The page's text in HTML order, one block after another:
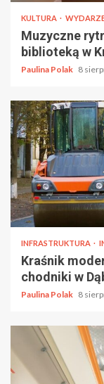
KULTURA
Muzyczne
biblioteką w
Paulina Polak 8
INFRASTRUKTURA
Kraśnik
chodniki w
Paulina Polak 8